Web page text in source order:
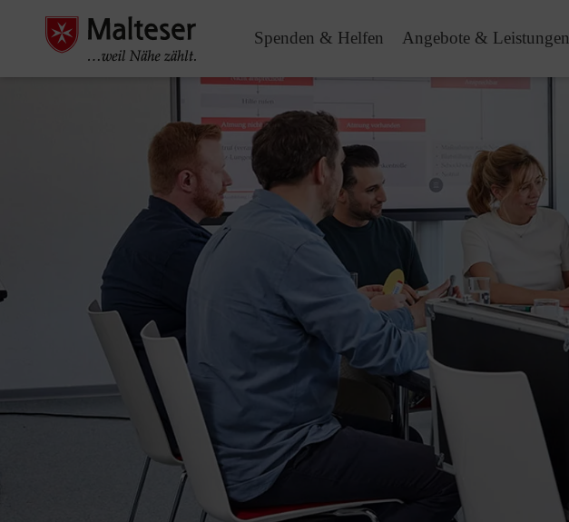
Spenden & Helfen Angebote & Leistungen